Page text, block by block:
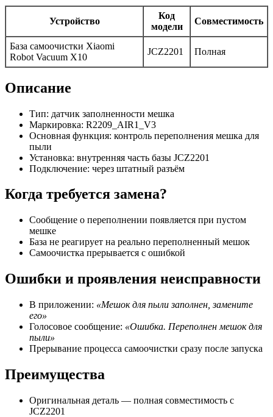
Устройство
Код
модели
Совместимость
База самоочистки Xiaomi
Robot Vacuum X10
JCZ2201 Полная
Описание
Тип: датчик заполненности мешка
Маркировка: R2209_AIR1_V3
Основная функция: контроль переполнения мешка для
пыли
Установка: внутренняя часть базы JCZ2201
Подключение: через штатный разъём
Когда требуется замена?
Сообщение о переполнении появляется при пустом
мешке
База не реагирует на реально переполненный мешок
Самоочистка прерывается с ошибкой
Ошибки и проявления неисправности
В приложении: «Мешок для пыли заполнен, замените
его»
Голосовое сообщение: «Ошибка. Переполнен мешок для
пыли»
Прерывание процесса самоочистки сразу после запуска
Преимущества
Оригинальная деталь — полная совместимость с
JCZ2201